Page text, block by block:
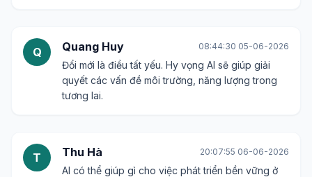
Q Quang Huy 08:44:30 05-06-2026
Đổi mới là điều tất yếu. Hy vọng AI sẽ giúp giải
quyết các vấn đề môi trường, năng lượng trong
tương lai.
T Thu Hà 20:07:55 06-06-2026
AI có thể giúp gì cho việc phát triển bền vững ở